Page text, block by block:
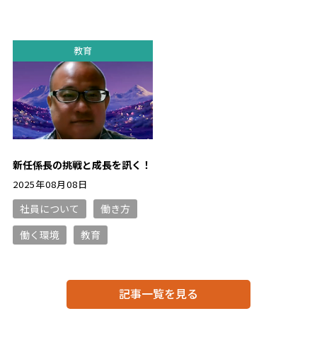
教育
新任係長の挑戦と成長を訊く！
2025年08月08日
社員について
働き方
働く環境
教育
記事一覧を見る